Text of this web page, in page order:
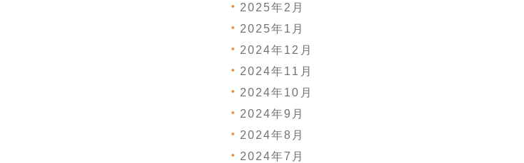
2025年2月
2025年1月
2024年12月
2024年11月
2024年10月
2024年9月
2024年8月
2024年7月